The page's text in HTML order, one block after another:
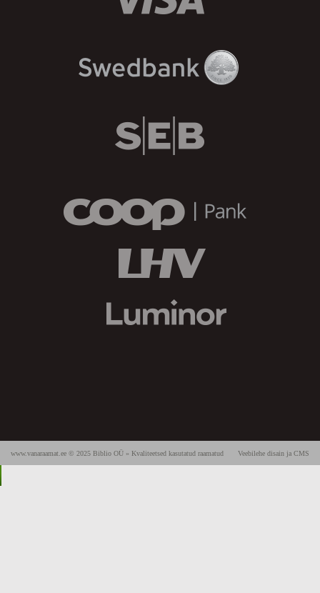
Veebilehe disain ja CMS
www.vanaraamat.ee © 2025 Biblio OÜ » Kvaliteetsed kasutatud raamatud